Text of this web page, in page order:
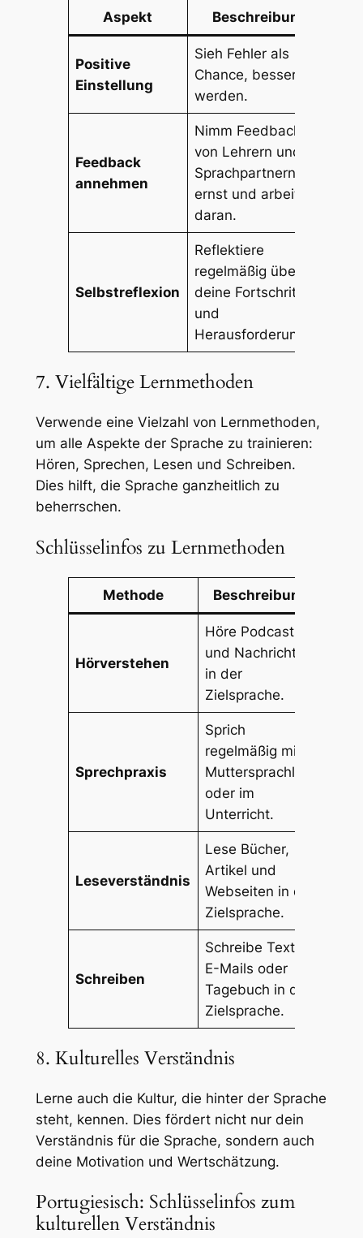
Aspekt Beschreibung
Positive
Einstellung
Sieh Fehler als
Chance, besser zu
werden.
Feedback
annehmen
Nimm Feedback
von Lehrern und
Sprachpartnern
ernst und arbeite
daran.
Selbstreflexion
Reflektiere
regelmäßig über
deine Fortschritte
und
Herausforderungen.
7. Vielfältige Lernmethoden
Verwende eine Vielzahl von Lernmethoden,
um alle Aspekte der Sprache zu trainieren:
Hören, Sprechen, Lesen und Schreiben.
Dies hilft, die Sprache ganzheitlich zu
beherrschen.
Schlüsselinfos zu Lernmethoden
Methode Beschreibung
Hörverstehen
Höre Podcasts
und Nachrichten
in der
Zielsprache.
Sprechpraxis
Sprich
regelmäßig mit
Muttersprachlern
oder im
Unterricht.
Leseverständnis
Lese Bücher,
Artikel und
Webseiten in der
Zielsprache.
Schreiben
Schreibe Texte,
E-Mails oder
Tagebuch in der
Zielsprache.
8. Kulturelles Verständnis
Lerne auch die Kultur, die hinter der Sprache
steht, kennen. Dies fördert nicht nur dein
Verständnis für die Sprache, sondern auch
deine Motivation und Wertschätzung.
Portugiesisch: Schlüsselinfos zum
kulturellen Verständnis